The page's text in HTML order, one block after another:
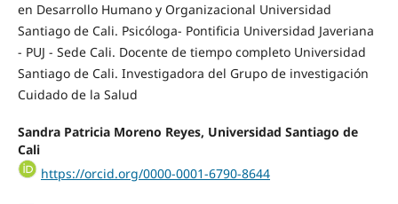
en Desarrollo Humano y Organizacional Universidad
Santiago de Cali. Psicóloga- Pontificia Universidad Javeriana
- PUJ - Sede Cali. Docente de tiempo completo Universidad
Santiago de Cali. Investigadora del Grupo de investigación
Cuidado de la Salud
Sandra Patricia Moreno Reyes, Universidad Santiago de
Cali
https://orcid.org/0000-0001-6790-8644